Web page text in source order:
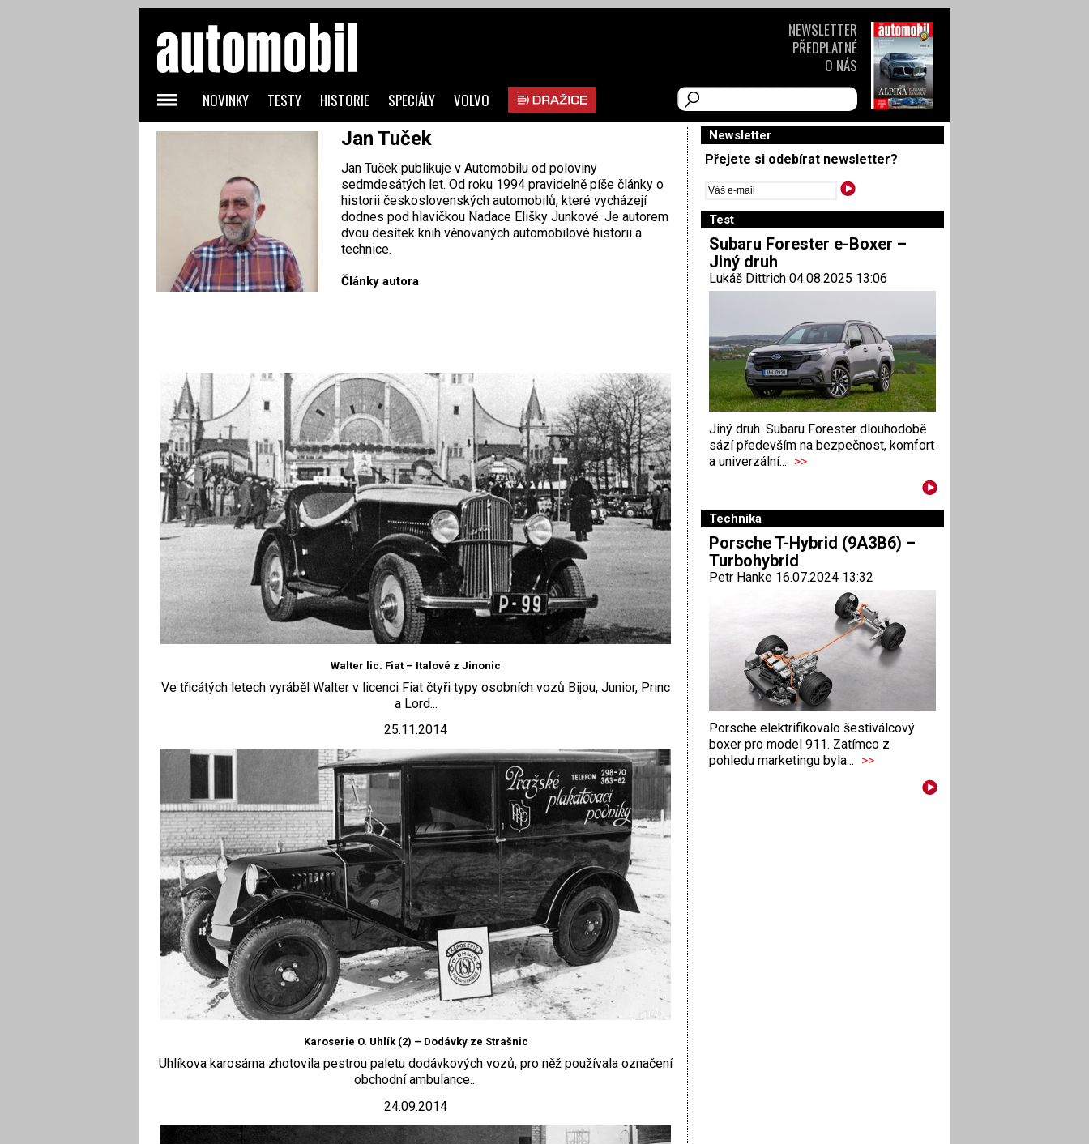
Jan Tuček
Jan Tuček publikuje v Automobilu od poloviny
sedmdesátých let. Od roku 1994 pravidelně píše články o
historii československých automobilů, které vycházejí
dodnes pod hlavičkou Nadace Elišky Junkové. Je autorem
dvou desítek knih věnovaných automobilové historii a
technice.
Články autora
Walter lic. Fiat – Italové z Jinonic
Ve třicátých letech vyráběl Walter v licenci Fiat čtyři typy osobních vozů Bijou, Junior, Princ
a Lord...
25.11.2014
Karoserie O. Uhlík (2) – Dodávky ze Strašnic
Uhlíkova karosárna zhotovila pestrou paletu dodávkových vozů, pro něž používala označení
obchodní ambulance...
24.09.2014
Newsletter
Přejete si odebírat newsletter?
Test
Subaru Forester e-Boxer –
Jiný druh
Lukáš Dittrich 04.08.2025 13:06
Jiný druh. Subaru Forester dlouhodobě
sází především na bezpečnost, komfort
a univerzální... >>
Technika
Porsche T-Hybrid (9A3B6) –
Turbohybrid
Petr Hanke 16.07.2024 13:32
Porsche elektrifikovalo šestiválcový
boxer pro model 911. Zatímco z
pohledu marketingu byla... >>
NOVINKY TESTY HISTORIE SPECIÁLY VOLVO
NEWSLETTER
PŘEDPLATNÉ
O NÁS